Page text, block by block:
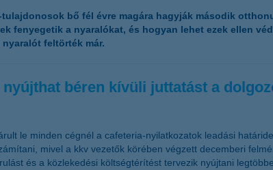
bő fél évre magára hagyják második
fenyegetik a nyaralókat, és hogyan lehet ezek ellen
feltörték már.
béren kívüli juttatást a
le minden cégnél a cafeteria-nyilatkozatok leadási
mivel a kkv vezetők körében végzett decemberi
és a közlekedési költségtérítést tervezik nyújtani